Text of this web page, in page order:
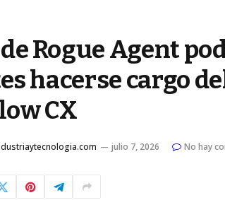
Rogue Agent
hacerse cargo
CX
julio 7, 2026 No hay